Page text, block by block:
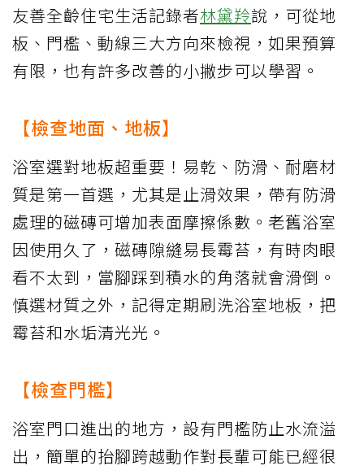
友善全齡住宅生活記錄者林黛羚說，可從地
板、門檻、動線三大方向來檢視，如果預算
有限，也有許多改善的小撇步可以學習。
【檢查地面、地板】
浴室選對地板超重要！易乾、防滑、耐磨材
質是第一首選，尤其是止滑效果，帶有防滑
處理的磁磚可增加表面摩擦係數。老舊浴室
因使用久了，磁磚隙縫易長霉苔，有時肉眼
看不太到，當腳踩到積水的角落就會滑倒。
慎選材質之外，記得定期刷洗浴室地板，把
霉苔和水垢清光光。
【檢查門檻】
浴室門口進出的地方，設有門檻防止水流溢
出，簡單的抬腳跨越動作對長輩可能已經很